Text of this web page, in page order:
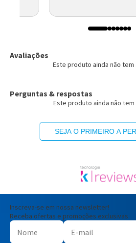
Avaliações
Este produto ainda não tem
Perguntas & respostas
Este produto ainda não
SEJA O PRIMEIRO A
Inscreva-se em nossa newsletter!
Receba ofertas e promoções exclusivas